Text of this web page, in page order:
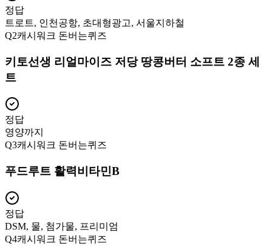
정답
트로트, 인천공항, 초대형광고, 서울지하철
Q2캐시워크 돈버는퀴즈
키토선생 리얼마이즈 저당 땅콩버터 소프트 2종 세
트
정답
영양까지
Q3캐시워크 돈버는퀴즈
푸드루트 활력비타민B
정답
DSM, 물, 첨가물, 프리미엄
Q4캐시워크 돈버는퀴즈